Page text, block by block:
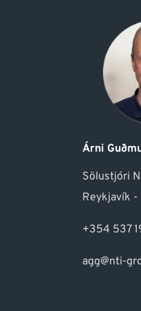
Árni
Sölustjóri
Reykjavík -
+354 537
agg@nti-